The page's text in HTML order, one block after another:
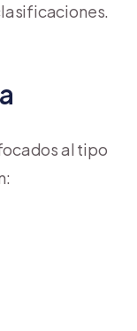
al tipo